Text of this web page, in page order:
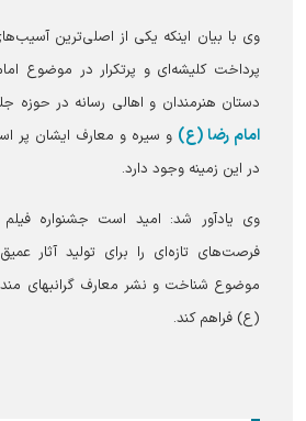
وی با بیان اینکه یکی از اصلی‌ترین
پرداخت کلیشه‌ای و پرتکرار در موضوع
دستان هنرمندان و اهالی رسانه در حوزه
امام رضا (ع) و سیره و معارف ایشان پر
در این زمینه وجود دارد.
وی یادآور شد: امید است جشنواره
فرصت‌های تازه‌ای را برای تولید آثار
موضوع شناخت و نشر معارف گرانبهای
(ع) فراهم کند.